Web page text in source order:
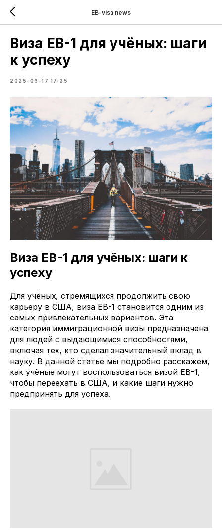
EB-visa news
Виза EB-1 для учёных: шаги
к успеху
2025-06-17 17:25
Виза EB-1 для учёных: шаги к
успеху
Для учёных, стремящихся продолжить свою
карьеру в США, виза EB-1 становится одним из
самых привлекательных вариантов. Эта
категория иммиграционной визы предназначена
для людей с выдающимися способностями,
включая тех, кто сделал значительный вклад в
науку. В данной статье мы подробно расскажем,
как учёные могут воспользоваться визой EB-1,
чтобы переехать в США, и какие шаги нужно
предпринять для успеха.